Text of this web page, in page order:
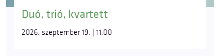
Duó, trió, kvartett
2026. szeptember 19. | 11:00